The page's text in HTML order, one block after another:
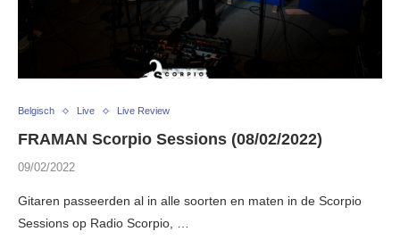
Belgisch Live Live Review
FRAMAN Scorpio Sessions (08/02/2022)
09/02/2022
Gitaren passeerden al in alle soorten en maten in de Scorpio
Sessions op Radio Scorpio, …